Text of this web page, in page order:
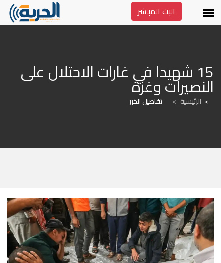
البث المباشر
النصيرات وغزة
الرئيسية > تفاصيل الخبر